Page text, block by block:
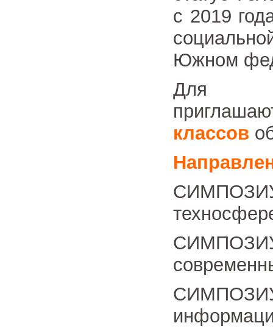
с 2019
Южном
Для
классов